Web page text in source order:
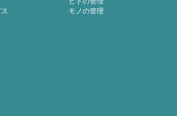
ヒトの管理
モノの管理